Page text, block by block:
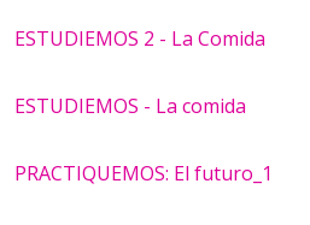
ESTUDIEMOS 2 - La Comida
ESTUDIEMOS - La comida
PRACTIQUEMOS: El futuro_1